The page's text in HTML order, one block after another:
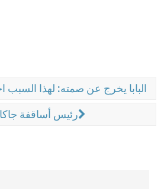
البابا يخرج عن صمته: لهذا
رئيس أساقفة